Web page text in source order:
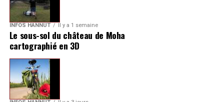
INFOS HANNUT Il y a 1 semaine
Le sous-sol du château de Moha
cartographié en 3D